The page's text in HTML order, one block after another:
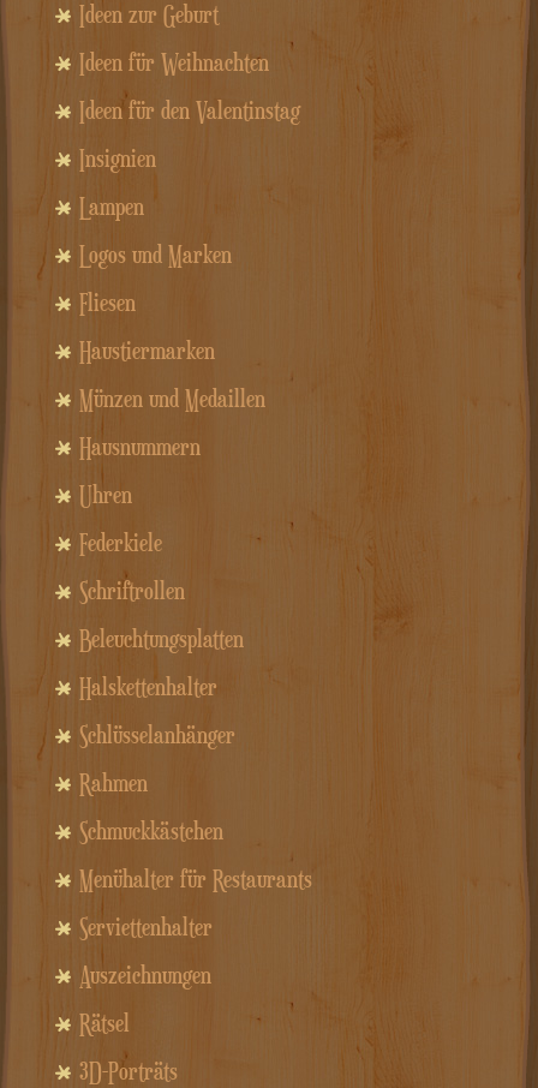
Ideen zur Geburt
Ideen für Weihnachten
Ideen für den Valentinstag
Insignien
Lampen
Logos und Marken
Fliesen
Haustiermarken
Münzen und Medaillen
Hausnummern
Uhren
Federkiele
Schriftrollen
Beleuchtungsplatten
Halskettenhalter
Schlüsselanhänger
Rahmen
Schmuckkästchen
Menühalter für Restaurants
Serviettenhalter
Auszeichnungen
Rätsel
3D-Porträts